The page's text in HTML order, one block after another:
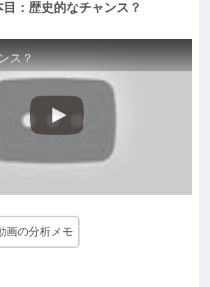
：歴史的なチャンス？
ス？
画の分析メモ